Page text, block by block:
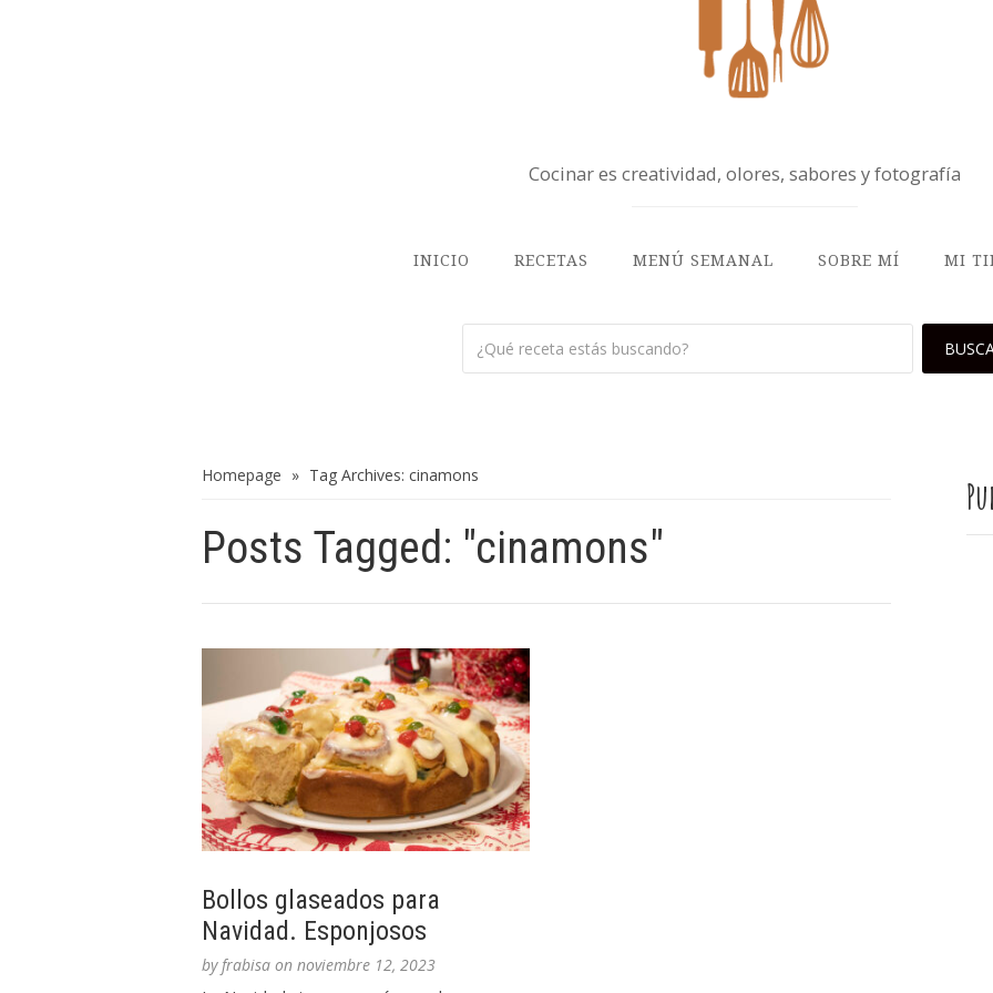
Cocinar es creatividad, olores, sabores y fotografía
INICIO RECETAS MENÚ SEMANAL SOBRE MÍ MI
Homepage » Tag Archives: cinamons
Posts Tagged: "cinamons"
Bollos glaseados para
Navidad. Esponjosos
byfrabisa on noviembre 12, 2023